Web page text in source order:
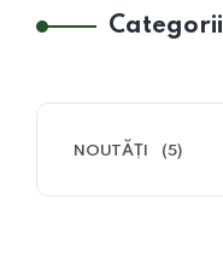
Categorii
NOUTĂȚI (5)